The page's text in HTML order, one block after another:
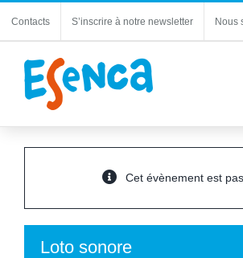
Contacts S’inscrire à notre newsletter Nous
Cet évènement est
Loto sonore